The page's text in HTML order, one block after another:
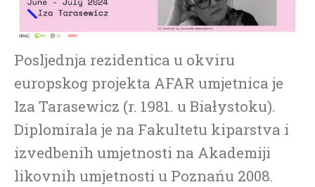
Posljednja rezidentica u okviru
europskog projekta AFAR umjetnica je
Iza Tarasewicz (r. 1981. u Białystoku).
Diplomirala je na Fakultetu kiparstva i
izvedbenih umjetnosti na Akademiji
likovnih umjetnosti u Poznańu 2008.